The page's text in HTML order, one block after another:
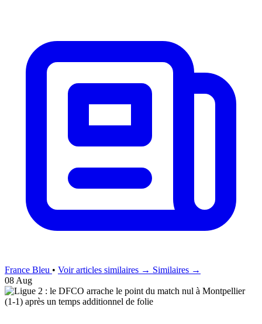
France Bleu • Voir articles similaires → Similaires →
08 Aug